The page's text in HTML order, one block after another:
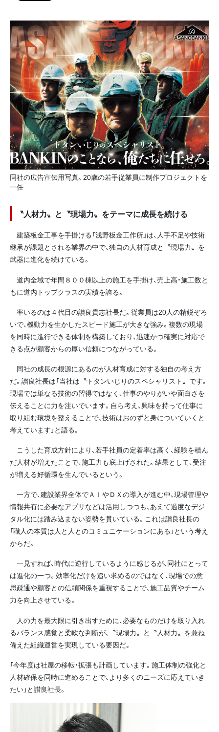
同社の広告宣伝用写真。20歳の若手従業員に制作プロジェクトを
一任
〝人材力〟と〝現場力〟をテーマに成長を続ける
建築板金工事を手掛ける「浅野板金工作所」は、人手不足や技術
継承が課題とされる業界の中で、独自の人材育成と〝現場力〟を
武器に進化を続けている。
道内全域で年間８００棟以上の施工を手掛け、売上高・施工数と
もに道内トップクラスの実績を誇る。
率いるのは４代目の讃良貴志社長だ。従業員は20人の精鋭ぞろ
いで、機動力を生かしたスピード施工が大きな強み。複数の現場
を同時に進行できる体制を構築しており、迅速かつ確実に対応で
きる点が顧客からの厚い信頼につながっている。
同社の成長の根源にあるのが人材育成に対する独自の考え方
だ。讃良社長は「当社は〝トタンいじりのスペシャリスト〟です。
現場では単なる技術の習得ではなく、仕事のやりがいや面白さを
伝えることに力を注いでいます。自ら考え、興味を持って仕事に
取り組む環境を整えることで、技術はおのずと身についていくと
考えています」と語る。
こうした育成方針により、若手社員の定着率は高く、経験を積ん
だ人材が増えたことで、施工力も底上げされた。結果として、受注
が増える好循環を生んでいるという。
一方で、建設業界全体でＡＩやＤＸの導入が進む中、現場管理や
情報共有に必要なアプリなどは活用しつつも、あえて過度なデジ
タル化には踏み込まない姿勢を貫いている。これは讃良社長の
「職人の本質は人と人とのコミュニケーションにある」という考え
からだ。
一見すれば、時代に逆行しているように感じるが、同社にとって
は進化の一つ。効率化だけを追い求めるのではなく、現場での意
思疎通や顧客との信頼関係を重視することで、施工品質やチーム
力を向上させている。
人の力を最大限に引き出すために、必要なものだけを取り入れ
るバランス感覚と柔軟な判断が、〝現場力〟と〝人材力〟を兼ね
備えた組織運営を実現している要因だ。
「今年度は社屋の移転・拡張も計画しています。施工体制の強化と
人材確保を同時に進めることで、より多くのニーズに応えていき
たい」と讃良社長。